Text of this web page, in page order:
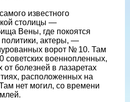
известного
столицы —
Вены, где покоятся
актеры, —
ворот № 10. Там
советских военнопленных,
болезней в лазаретах
расположенных на
нет могил, со времени